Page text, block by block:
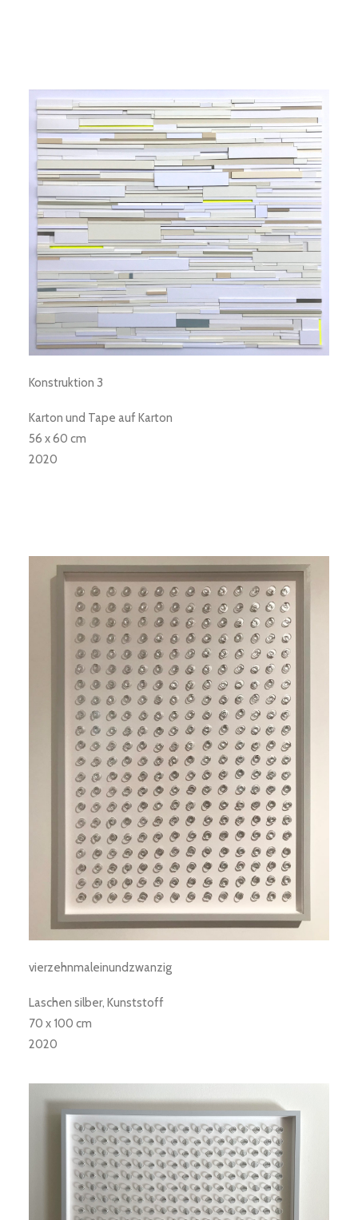
Konstruktion 3
Karton und Tape auf Karton
56 x 60 cm
2020
vierzehnmaleinundzwanzig
Laschen silber, Kunststoff
70 x 100 cm
2020